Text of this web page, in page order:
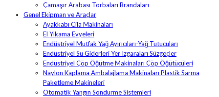
Çamaşır Arabası Torbaları Brandaları
Genel Ekipman ve Araçlar
Ayakkabı Cila Makinaları
El Yıkama Evyeleri
Endüstriyel Mutfak Yağ Ayırıcıları-Yağ Tutucuları
Endüstriyel Su Giderleri Yer Izgaraları Süzgeçler
Endüstriyel Çöp Öğütme Makinaları Çöp Öğütücüleri
Naylon Kaplama Ambalajlama Makinaları Plastik Sarma
Paketleme Makineleri
Otomatik Yangın Söndürme Sistemleri